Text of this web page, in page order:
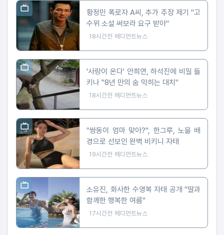
황정민 폭로자 A씨, 추가 주장 제기 "고
수위 소설 써보라 요구 받아"
18시간전 메디먼트뉴스
'사랑이 온다' 안희연, 하석진에 비밀 들
키나 "8년 만의 숨 막히는 대치"
18시간전 메디먼트뉴스
"쌍둥이 엄마 맞아?", 한그루, 노을 배
경으로 선보인 완벽 비키니 자태
19시간전 메디먼트뉴스
소유진, 화사한 수영복 자태 공개 "딸과
함께한 행복한 여름"
17시간전 메디먼트뉴스